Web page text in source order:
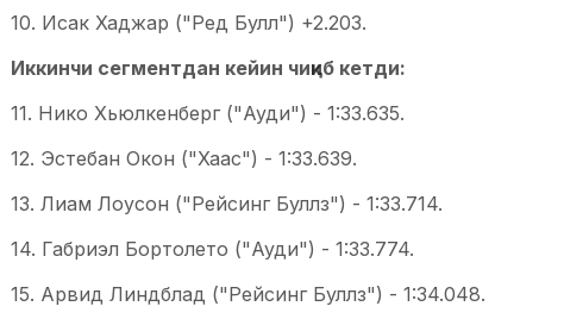
10. Исак Хаджар ("Ред Булл") +2.203.
Иккинчи сегментдан кейин чиқиб кетди:
11. Нико Хьюлкенберг ("Ауди") - 1:33.635.
12. Эстебан Окон ("Хаас") - 1:33.639.
13. Лиам Лоусон ("Рейсинг Буллз") - 1:33.714.
14. Габриэл Бортолето ("Ауди") - 1:33.774.
15. Арвид Линдблад ("Рейсинг Буллз") - 1:34.048.